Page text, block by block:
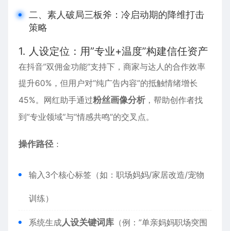
二、素人破局三板斧：冷启动期的降维打击
策略
1. 人设定位：用”专业+温度”构建信任资产
在抖音”双佣金功能”支持下，商家与达人的合作效率
提升60%，但用户对”纯广告内容”的抵触情绪增长
45%。网红助手通过粉丝画像分析 ，帮助创作者找
到”专业领域”与”情感共鸣”的交叉点。
操作路径：
输入3个核心标签（如：职场妈妈/家居改造/宠物
训练）
系统生成人设关键词库 （例：”单亲妈妈职场突围